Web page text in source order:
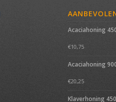
Acaciahoning
€10,75
Acaciahoning
€20,25
Klaverhoning